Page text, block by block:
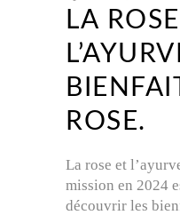
LA
ROSE.
La rose et
mission en 2024
découvrir les